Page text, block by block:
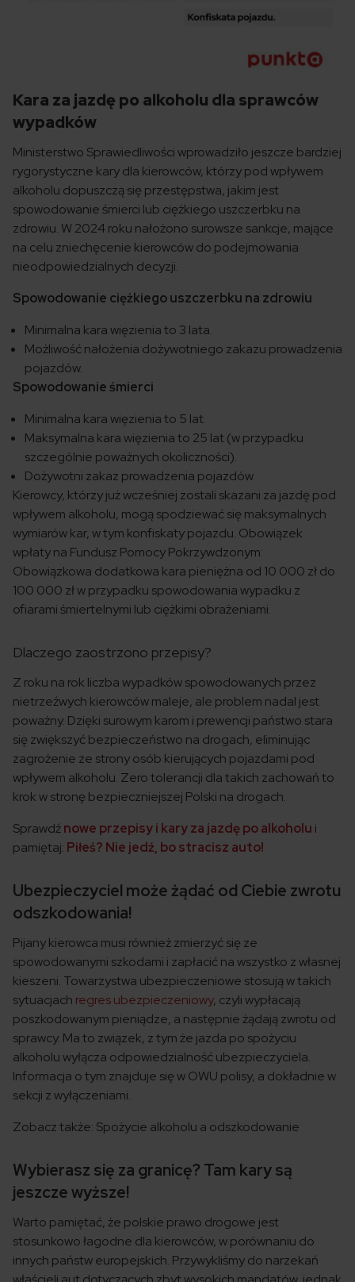
Kara za jazdę po alkoholu dla sprawców
wypadków
Ministerstwo Sprawiedliwości wprowadziło jeszcze bardziej
rygorystyczne kary dla kierowców, którzy pod wpływem
alkoholu dopuszczą się przestępstwa, jakim jest
spowodowanie śmierci lub ciężkiego uszczerbku na
zdrowiu. W 2024 roku nałożono surowsze sankcje, mające
na celu zniechęcenie kierowców do podejmowania
nieodpowiedzialnych decyzji.
Spowodowanie ciężkiego uszczerbku na zdrowiu
Minimalna kara więzienia to 3 lata.
Możliwość nałożenia dożywotniego zakazu prowadzenia
pojazdów.
Spowodowanie śmierci
Minimalna kara więzienia to 5 lat.
Maksymalna kara więzienia to 25 lat (w przypadku
szczególnie poważnych okoliczności).
Dożywotni zakaz prowadzenia pojazdów.
Kierowcy, którzy już wcześniej zostali skazani za jazdę pod
wpływem alkoholu, mogą spodziewać się maksymalnych
wymiarów kar, w tym konfiskaty pojazdu. Obowiązek
wpłaty na Fundusz Pomocy Pokrzywdzonym:
Obowiązkowa dodatkowa kara pieniężna od 10 000 zł do
100 000 zł w przypadku spowodowania wypadku z
ofiarami śmiertelnymi lub ciężkimi obrażeniami.
Dlaczego zaostrzono przepisy?
Z roku na rok liczba wypadków spowodowanych przez
nietrzeźwych kierowców maleje, ale problem nadal jest
poważny. Dzięki surowym karom i prewencji państwo stara
się zwiększyć bezpieczeństwo na drogach, eliminując
zagrożenie ze strony osób kierujących pojazdami pod
wpływem alkoholu. Zero tolerancji dla takich zachowań to
krok w stronę bezpieczniejszej Polski na drogach.
Sprawdźnowe przepisy i kary za jazdę po alkoholu i
pamiętaj: Piłeś? Nie jedź, bo stracisz auto!
Ubezpieczyciel może żądać od Ciebie zwrotu
odszkodowania!
Pijany kierowca musi również zmierzyć się ze
spowodowanymi szkodami i zapłacić na wszystko z własnej
kieszeni. Towarzystwa ubezpieczeniowe stosują w takich
sytuacjach regres ubezpieczeniowy, czyli wypłacają
poszkodowanym pieniądze, a następnie żądają zwrotu od
sprawcy. Ma to związek, z tym że jazda po spożyciu
alkoholu wyłącza odpowiedzialność ubezpieczyciela.
Informacja o tym znajduje się w OWU polisy, a dokładnie w
sekcji z wyłączeniami.
Zobacz także: Spożycie alkoholu a odszkodowanie
Wybierasz się za granicę? Tam kary są
jeszcze wyższe!
Warto pamiętać, że polskie prawo drogowe jest
stosunkowo łagodne dla kierowców, w porównaniu do
innych państw europejskich. Przywykliśmy do narzekań